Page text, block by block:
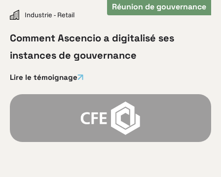
Réunion de gouvernance
Industrie - Retail
Comment Ascencio a digitalisé ses
instances de gouvernance
Lire le témoignage